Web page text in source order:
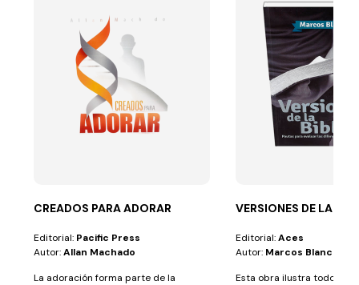
CREADOS PARA ADORAR
Editorial: Pacific Press
Autor:Allan Machado
La adoración forma parte de la
VERSIONES DE LA
Editorial:Aces
Autor: Marcos Blanco
Esta obra ilustra todo el